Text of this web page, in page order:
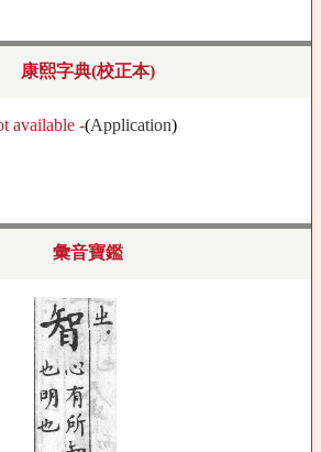
康熙字典(校正本)
available -(Application)
彙音寶鑑